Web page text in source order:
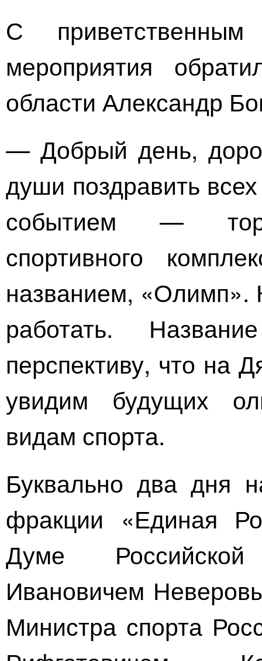
С
мероприятия
области Александр
— Добрый день,
души поздравить
событием —
спортивного
названием, «Олимп».
работать.
перспективу, что на
увидим будущих
видам спорта.
Буквально два дня
фракции «Единая
Думе
Ивановичем
Министра спорта